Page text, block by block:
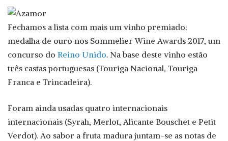
Fechamos a lista com mais um vinho premiado:
medalha de ouro nos Sommelier Wine Awards 2017, um
concurso do Reino Unido. Na base deste vinho estão
três castas portuguesas (Touriga Nacional, Touriga
Franca e Trincadeira).
Foram ainda usadas quatro internacionais
internacionais (Syrah, Merlot, Alicante Bouschet e Petit
Verdot). Ao sabor a fruta madura juntam-se as notas de